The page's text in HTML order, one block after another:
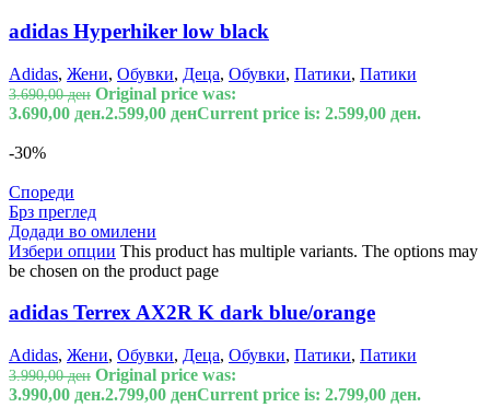
adidas Hyperhiker low black
Adidas, Жени, Обувки, Деца, Обувки, Патики, Патики
3.690,00ден Original price was:
3.690,00 ден.2.599,00 денCurrent price is: 2.599,00 ден.
-30%
Спореди
Брз преглед
Додади во омилени
Избери опции This product has multiple variants. The options may
be chosen on the product page
adidas Terrex AX2R K dark blue/orange
Adidas, Жени, Обувки, Деца, Обувки, Патики, Патики
3.990,00ден Original price was:
3.990,00 ден.2.799,00 денCurrent price is: 2.799,00 ден.